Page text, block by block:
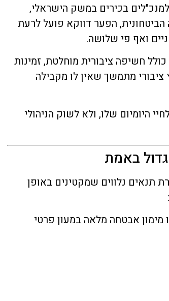
בכירים במשק הישראלי,
הפער דווקא פועל לרעת
ואף פי שלושה.
חשיפה ציבורית מוחלטת, זמינות
ציבורי מתמשך שאין לו מקבילה
היומיום שלו, ולא לשוק הניהולי
באמת
נלווים שמקטינים באופן